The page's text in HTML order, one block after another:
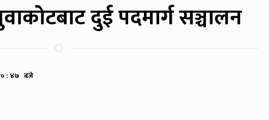
दुई पदमार्ग सञ्चालन
: ४७ बजे